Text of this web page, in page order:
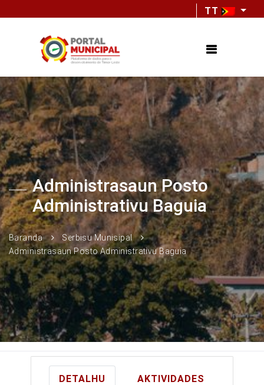
TT
Administrasaun Posto
Administrativu Baguia
Baranda
Serbisu Munisipal
Administrasaun Posto Administrativu Baguia
DETALHU AKTIVIDADES